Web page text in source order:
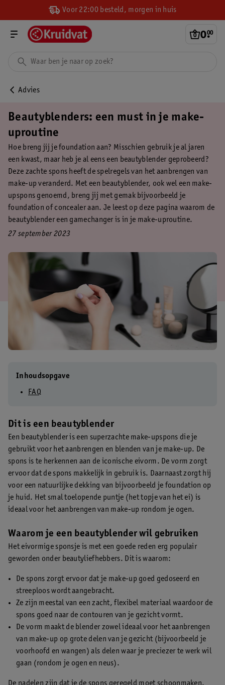
Voor 22:00 besteld, morgen in huis
0.
00
Advies
Beautyblenders: een must in je make-
uproutine
Hoe breng jij je foundation aan? Misschien gebruik je al jaren
een kwast, maar heb je al eens een beautyblender geprobeerd?
Deze zachte spons heeft de spelregels van het aanbrengen van
make-up veranderd. Met een beautyblender, ook wel een make-
upspons genoemd, breng jij met gemak bijvoorbeeld je
foundation of concealer aan. Je leest op deze pagina waarom de
beautyblender een gamechanger is in je make-uproutine.
27 september 2023
Inhoudsopgave
FAQ
Dit is een beautyblender
Een beautyblender is een superzachte make-upspons die je
gebruikt voor het aanbrengen en blenden van je make-up. De
spons is te herkennen aan de iconische eivorm. De vorm zorgt
ervoor dat de spons makkelijk in gebruik is. Daarnaast zorgt hij
voor een natuurlijke dekking van bijvoorbeeld je foundation op
je huid. Het smal toelopende puntje (het topje van het ei) is
ideaal voor het aanbrengen van make-up rondom je ogen.
Waarom je een beautyblender wil gebruiken
Het eivormige sponsje is met een goede reden erg populair
geworden onder beautyliefhebbers. Dit is waarom:
De spons zorgt ervoor dat je make-up goed gedoseerd en
streeploos wordt aangebracht.
Ze zijn meestal van een zacht, flexibel materiaal waardoor de
spons goed naar de contouren van je gezicht vormt.
De vorm maakt de blender zowel ideaal voor het aanbrengen
van make-up op grote delen van je gezicht (bijvoorbeeld je
voorhoofd en wangen) als delen waar je preciezer te werk wil
gaan (rondom je ogen en neus).
De nadelen zijn dat je de spons geregeld moet schoonmaken.